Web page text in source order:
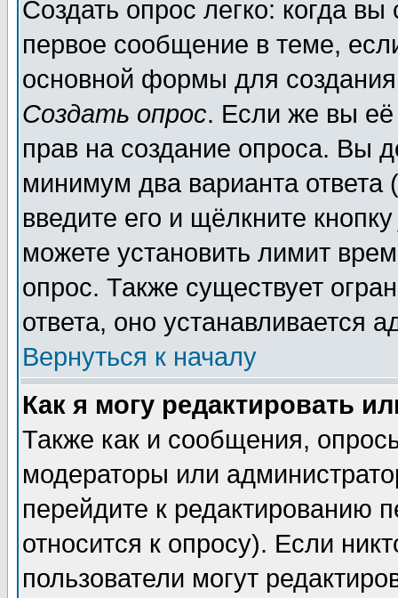
Создать опрос легко: когда
первое сообщение в теме,
основной формы для
Создать опрос. Если же вы её
прав на создание опроса. Вы
минимум два варианта ответа
введите его и щёлкните
можете установить лимит
опрос. Также существует
ответа, оно устанавливается
Вернуться к началу
Как я могу редактировать
Также как и сообщения,
модераторы или
перейдите к редактированию
относится к опросу). Если
пользователи могут